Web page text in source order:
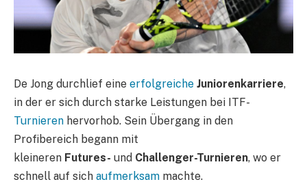
De Jong durchlief eine erfolgreiche Juniorenkarriere,
in der er sich durch starke Leistungen bei ITF-
Turnieren hervorhob. Sein Übergang in den
Profibereich begann mit
kleineren Futures- und Challenger-Turnieren, wo er
schnell auf sich aufmerksam machte.